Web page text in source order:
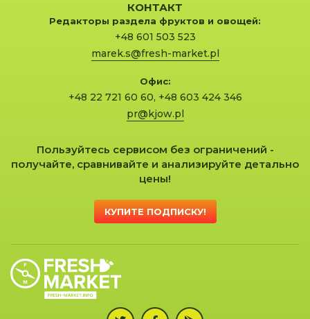
КОНТАКТ
Редакторы раздела фруктов и овощей:
+48 601 503 523
marek.s@fresh-market.pl
Офис:
+48 22 721 60 60, +48 603 424 346
pr@kjow.pl
Пользуйтесь сервисом без ограничений -
получайте, сравнивайте и анализируйте детально
цены!
КУПИТЕ ПОДПИСКУ!